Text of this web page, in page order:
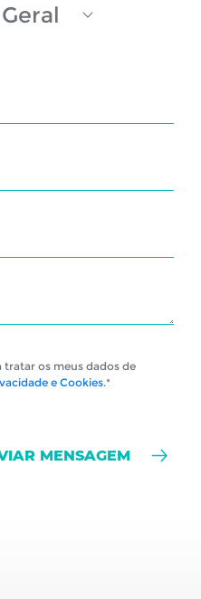
os meus dados de
e Cookies.*
MENSAGEM